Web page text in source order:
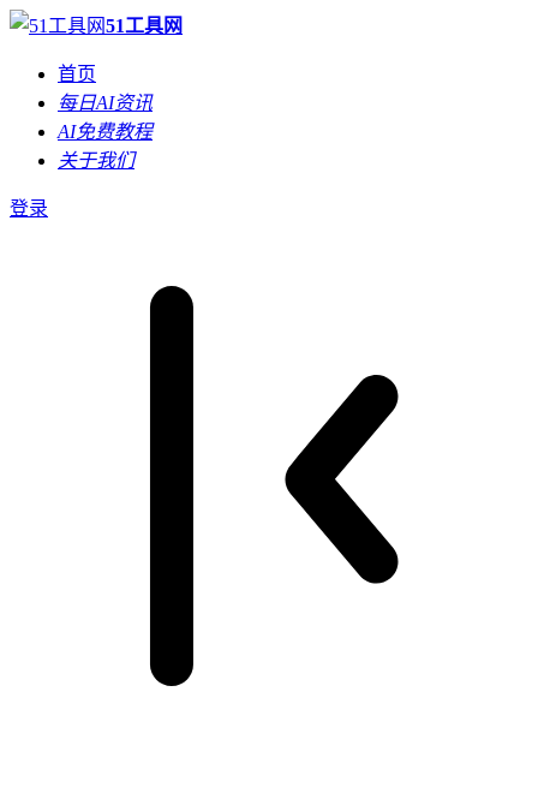
51工具网
首页
每日AI资讯
AI免费教程
关于我们
登录